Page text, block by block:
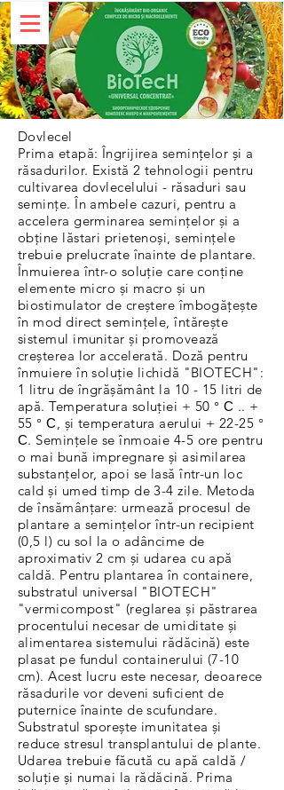
Dovlecel
Prima etapă: Îngrijirea semințelor și a
răsadurilor. Există 2 tehnologii pentru
cultivarea dovlecelului - răsaduri sau
semințe. În ambele cazuri, pentru a
accelera germinarea semințelor și a
obține lăstari prietenoși, semințele
trebuie prelucrate înainte de plantare.
Înmuierea într-o soluție care conține
elemente micro și macro și un
biostimulator de creștere îmbogățește
în mod direct semințele, întărește
sistemul imunitar și promovează
creșterea lor accelerată. Doză pentru
înmuiere în soluție lichidă "BIOTECH":
1 litru de îngrășământ la 10 - 15 litri de
apă. Temperatura soluției + 50 ° С .. +
55 ° С, și temperatura aerului + 22-25 °
С. Semințele se înmoaie 4-5 ore pentru
o mai bună impregnare și asimilarea
substanțelor, apoi se lasă într-un loc
cald și umed timp de 3-4 zile. Metoda
de însămânțare: urmează procesul de
plantare a semințelor într-un recipient
(0,5 l) cu sol la o adâncime de
aproximativ 2 cm și udarea cu apă
caldă. Pentru plantarea în containere,
substratul universal "BIOTECH"
"vermicompost" (reglarea și păstrarea
procentului necesar de umiditate și
alimentarea sistemului rădăcină) este
plasat pe fundul containerului (7-10
cm). Acest lucru este necesar, deoarece
răsadurile vor deveni suficient de
puternice înainte de scufundare.
Substratul sporește imunitatea și
reduce stresul transplantului de plante.
Udarea trebuie făcută cu apă caldă /
soluție și numai la rădăcină. Prima